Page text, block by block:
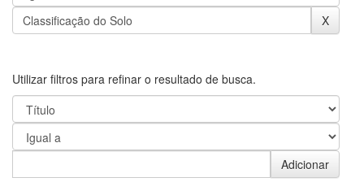
Utilizar filtros para refinar o resultado de busca.